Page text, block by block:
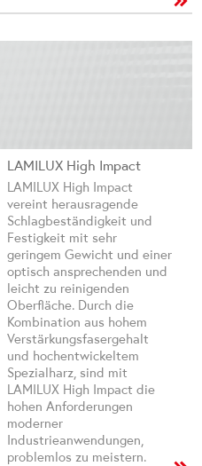
LAMILUX High Impact
LAMILUX High Impact
vereint herausragende
Schlagbeständigkeit und
Festigkeit mit sehr
geringem Gewicht und einer
optisch ansprechenden und
leicht zu reinigenden
Oberfläche. Durch die
Kombination aus hohem
Verstärkungsfasergehalt
und hochentwickeltem
Spezialharz, sind mit
LAMILUX High Impact die
hohen Anforderungen
moderner
Industrieanwendungen,
problemlos zu meistern.